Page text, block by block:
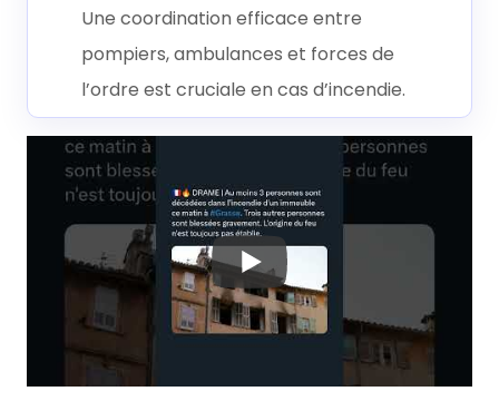
Une coordination efficace entre
pompiers, ambulances et forces de
l’ordre est cruciale en cas d’incendie.